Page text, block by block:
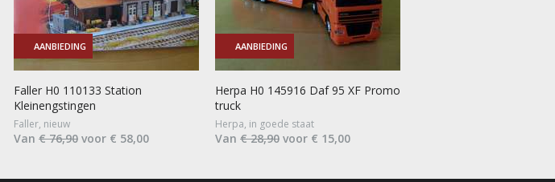
AANBIEDING
Faller H0 110133 Station
Kleinengstingen
Faller, nieuw
Van € 76,90 voor € 58,00
AANBIEDING
Herpa H0 145916 Daf 95 XF Promo
truck
Herpa, in goede staat
Van € 28,90 voor € 15,00